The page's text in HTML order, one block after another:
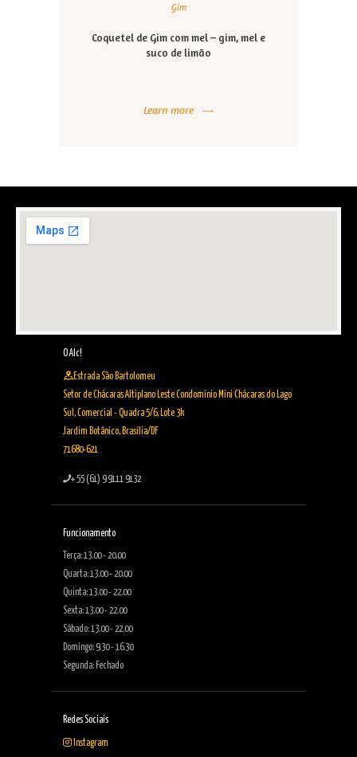
Gim
Coquetel de Gim com mel – gim, mel e
suco de limão
Learn more
O Alc!
Estrada São Bartolomeu
Setor de Chácaras Altiplano Leste Condomínio Mini Chácaras do Lago
Sul, Comercial - Quadra 5/6, Lote 3k
Jardim Botânico, Brasília/DF
71680-621
+ 55 (61) 9 9111 9132
Funcionamento
Terça: 13.00 - 20.00
Quarta: 13.00 - 20.00
Quinta: 13.00 - 22.00
Sexta: 13.00 - 22.00
Sábado: 13.00 - 22.00
Domingo: 9.30 - 16.30
Segunda: Fechado
Redes Sociais
Instagram